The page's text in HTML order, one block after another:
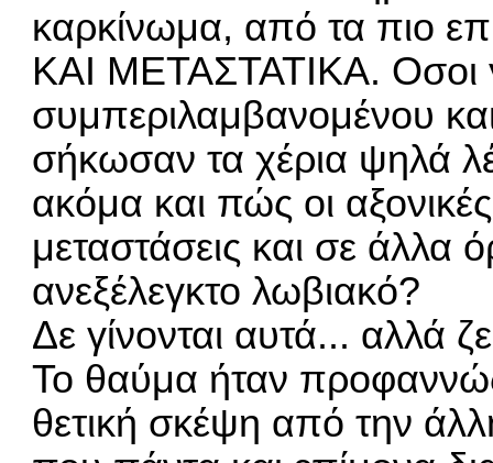
καρκίνωμα, από τα πιο
ΚΑΙ ΜΕΤΑΣΤΑΤΙΚΑ. Οσοι
συμπεριλαμβανομένου
σήκωσαν τα χέρια ψηλά
ακόμα και πώς οι
μεταστάσεις και σε άλλα
ανεξέλεγκτο λωβιακό?
Δε γίνονται αυτά... αλλά
Το θαύμα ήταν
θετική σκέψη από την